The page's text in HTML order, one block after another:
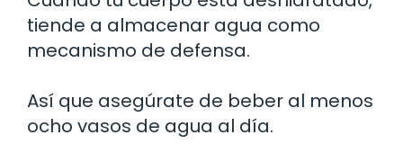
tiende a almacenar agua como
mecanismo de defensa.
Así que asegúrate de beber al menos
ocho vasos de agua al día.